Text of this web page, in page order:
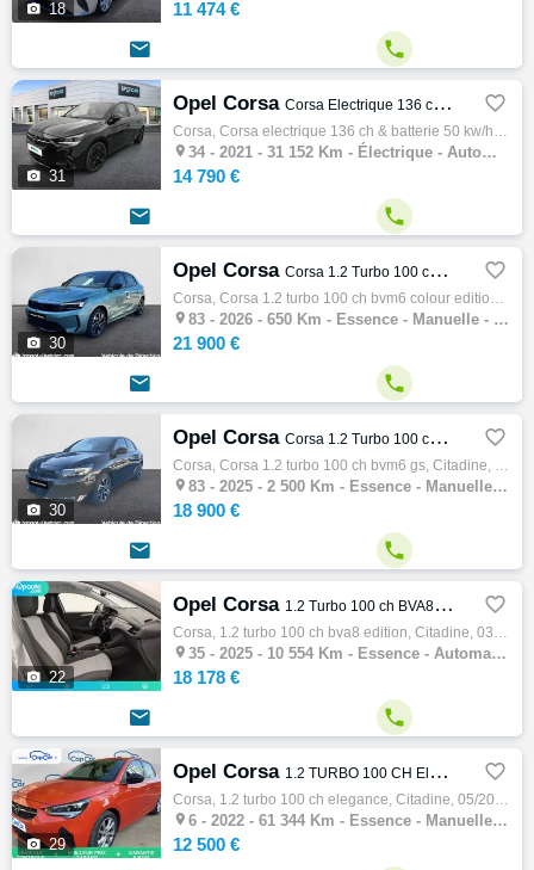
 18 11 474 €
 
 31
Opel Corsa Corsa Electrique 136 ch & Batterie 50 kw/h Elegance 
Corsa, Corsa electrique 136 ch & batterie 50 kw/h elegance, Citadine, 09/2021, 136ch, 4cv, 31152 km, 5 portes, 5 places, Clim. auto, électr…
 34 - 2021 - 31 152 Km - Électrique - Automatique - Citadine
14 790 €
 
 30
Opel Corsa Corsa 1.2 Turbo 100 ch BVM6 Colour Edition 
Corsa, Corsa 1.2 turbo 100 ch bvm6 colour edition, Citadine, 03/2026, 100ch, 5cv, 650 km, 5 portes, 5 places, Clim. manuelle, Essence, Boit…
 83 - 2026 - 650 Km - Essence - Manuelle - Citadine
21 900 €
 
 30
Opel Corsa Corsa 1.2 Turbo 100 ch BVM6 GS 
Corsa, Corsa 1.2 turbo 100 ch bvm6 gs, Citadine, 12/2025, 100ch, 5cv, 2500 km, 5 portes, 5 places, Clim. manuelle, Essence, Boite de vitess…
 83 - 2025 - 2 500 Km - Essence - Manuelle - Citadine
18 900 €
 
 22
Opel Corsa 1.2 Turbo 100 ch BVA8 Edition 
Corsa, 1.2 turbo 100 ch bva8 edition, Citadine, 03/2025, 100ch, 5cv, 10554 km, 5 portes, 5 places, Clim. manuelle, Essence, Boite de vitess…
 35 - 2025 - 10 554 Km - Essence - Automatique - Citadine
18 178 €
 
 29
Opel Corsa 1.2 TURBO 100 CH Elegance 
Corsa, 1.2 turbo 100 ch elegance, Citadine, 05/2022, 101ch, 5cv, 61344 km, 5 portes, 5 places, Clim. manuelle, Essence, Boite de vitesse ma…
 6 - 2022 - 61 344 Km - Essence - Manuelle - Citadine
12 500 €